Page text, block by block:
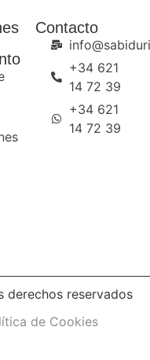
Contacto
+34 621
14 72 39
+34 621
14 72 39
derechos reservados
de Cookies